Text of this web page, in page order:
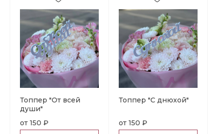
Топпер "От всей
души"
150 ₽
Топпер "С днюхой"
150 ₽